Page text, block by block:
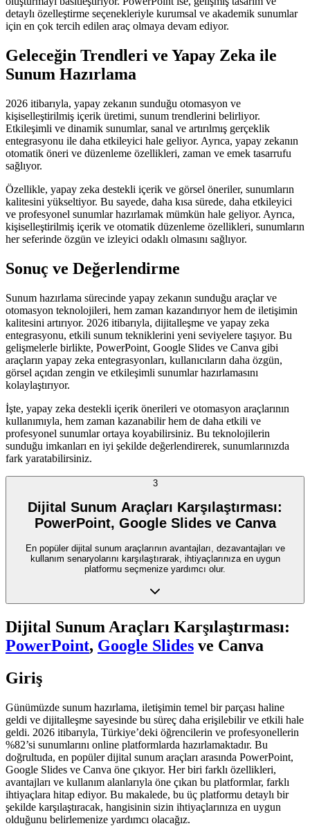
detaylı özelleştirme seçenekleriyle kurumsal ve akademik sunumlar
için en çok tercih edilen araç olmaya devam ediyor.
Geleceğin Trendleri ve Yapay Zeka ile
Sunum Hazırlama
2026 itibarıyla, yapay zekanın sunduğu otomasyon ve
kişiselleştirilmiş içerik üretimi, sunum trendlerini belirliyor.
Etkileşimli ve dinamik sunumlar, sanal ve artırılmış gerçeklik
entegrasyonu ile daha etkileyici hale geliyor. Ayrıca, yapay zekanın
otomatik öneri ve düzenleme özellikleri, zaman ve emek tasarrufu
sağlıyor.
Özellikle, yapay zeka destekli içerik ve görsel öneriler, sunumların
kalitesini yükseltiyor. Bu sayede, daha kısa sürede, daha etkileyici
ve profesyonel sunumlar hazırlamak mümkün hale geliyor. Ayrıca,
kişiselleştirilmiş içerik ve otomatik düzenleme özellikleri, sunumların
her seferinde özgün ve izleyici odaklı olmasını sağlıyor.
Sonuç ve Değerlendirme
Sunum hazırlama sürecinde yapay zekanın sunduğu araçlar ve
otomasyon teknolojileri, hem zaman kazandırıyor hem de iletişimin
kalitesini artırıyor. 2026 itibarıyla, dijitalleşme ve yapay zeka
entegrasyonu, etkili sunum tekniklerini yeni seviyelere taşıyor. Bu
gelişmelerle birlikte, PowerPoint, Google Slides ve Canva gibi
araçların yapay zeka entegrasyonları, kullanıcıların daha özgün,
görsel açıdan zengin ve etkileşimli sunumlar hazırlamasını
kolaylaştırıyor.
İşte, yapay zeka destekli içerik önerileri ve otomasyon araçlarının
kullanımıyla, hem zaman kazanabilir hem de daha etkili ve
profesyonel sunumlar ortaya koyabilirsiniz. Bu teknolojilerin
sunduğu imkanları en iyi şekilde değerlendirerek, sunumlarınızda
fark yaratabilirsiniz.
3
Dijital Sunum Araçları Karşılaştırması:
PowerPoint, Google Slides ve Canva
En popüler dijital sunum araçlarının avantajları, dezavantajları ve
kullanım senaryolarını karşılaştırarak, ihtiyaçlarınıza en uygun
platformu seçmenize yardımcı olur.
Dijital Sunum Araçları Karşılaştırması:
PowerPoint, Google Slides ve Canva
Giriş
Günümüzde sunum hazırlama, iletişimin temel bir parçası haline
geldi ve dijitalleşme sayesinde bu süreç daha erişilebilir ve etkili hale
geldi. 2026 itibarıyla, Türkiye’deki öğrencilerin ve profesyonellerin
%82’si sunumlarını online platformlarda hazırlamaktadır. Bu
doğrultuda, en popüler dijital sunum araçları arasında PowerPoint,
Google Slides ve Canva öne çıkıyor. Her biri farklı özellikleri,
avantajları ve kullanım alanlarıyla öne çıkan bu platformlar, farklı
ihtiyaçlara hitap ediyor. Bu makalede, bu üç platformu detaylı bir
şekilde karşılaştıracak, hangisinin sizin ihtiyaçlarınıza en uygun
olduğunu belirlemenize yardımcı olacağız.